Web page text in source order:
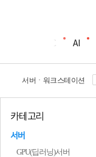
조립PC AI
서버ㆍ워크스테이션
카테고리
서버
GPU(딥러닝)서버